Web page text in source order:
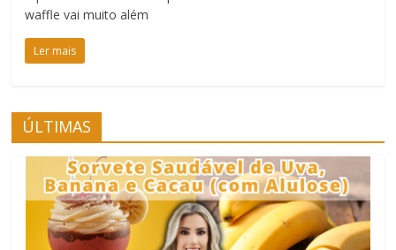
waffle vai muito além
Ler mais
ÚLTIMAS